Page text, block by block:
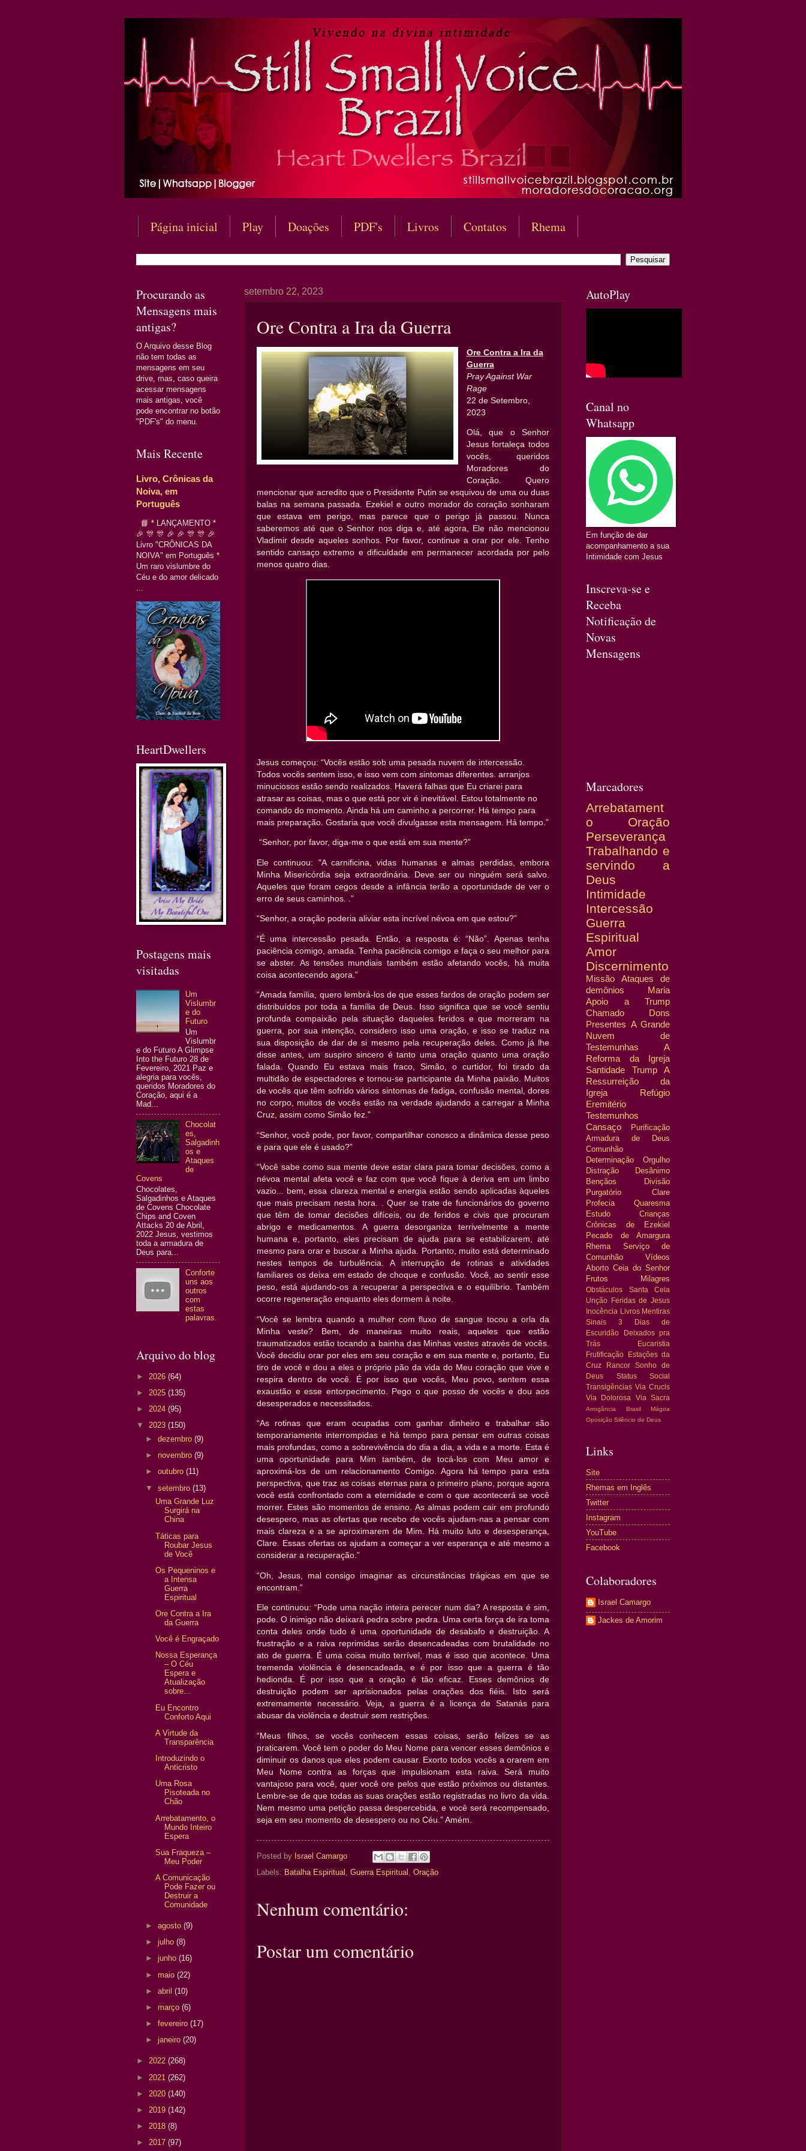
Página inicial Play Doações PDF's Livros Contatos Rhema
setembro 22, 2023
Ore Contra a Ira da Guerra
Ore Contra a Ira da
Guerra
Pray Against War
Rage
22 de Setembro,
2023
Olá, que o Senhor
Jesus fortaleça todos
vocês, queridos
Moradores do
Coração. Quero
mencionar que acredito que o Presidente Putin se esquivou de uma ou duas
balas na semana passada. Ezekiel e outro morador do coração sonharam
que estava em perigo, mas parece que o perigo já passou. Nunca
saberemos até que o Senhor nos diga e, até agora, Ele não mencionou
Vladimir desde aqueles sonhos. Por favor, continue a orar por ele. Tenho
sentido cansaço extremo e dificuldade em permanecer acordada por pelo
menos quatro dias.
Jesus começou: “Vocês estão sob uma pesada nuvem de intercessão.
Todos vocês sentem isso, e isso vem com sintomas diferentes. arranjos
minuciosos estão sendo realizados. Haverá falhas que Eu criarei para
atrasar as coisas, mas o que está por vir é inevitável. Estou totalmente no
comando do momento. Ainda há um caminho a percorrer. Há tempo para
mais preparação. Gostaria que você divulgasse esta mensagem. Há tempo.”
“Senhor, por favor, diga-me o que está em sua mente?”
Ele continuou: "A carnificina, vidas humanas e almas perdidas, embora
Minha Misericórdia seja extraordinária. Deve ser ou ninguém será salvo.
Aqueles que foram cegos desde a infância terão a oportunidade de ver o
erro de seus caminhos. .”
“Senhor, a oração poderia aliviar esta incrível névoa em que estou?”
“É uma intercessão pesada. Então, a resposta é: “Não”. Apenas tenha
paciência comigo, amada. Tenha paciência comigo e faça o seu melhor para
se abster. As tensões mundiais também estão afetando vocês, há muita
coisa acontecendo agora.”
“Amada família, quero lembrá-los de que esses fardos de oração podem ser
distribuídos por toda a família de Deus. Isso significa que se você sentiu
profunda compaixão pela situação daqueles feridos e que morreram na
guerra, por sua intenção, considero isso uma oração, e isso se traduz na
sua disposição de dar de si mesmo pela recuperação deles. Como já lhe
disse antes, um suspiro sincero é tanto uma oração quanto uma oração
falada. Quando Eu estava mais fraco, Simão, o curtidor, foi tirado da
multidão de espectadores e tornou-se participante da Minha paixão. Muitos
de vocês que têm sofrido vários sintomas de fadiga, confusão mental, dores
no corpo, muitos de vocês estão na verdade ajudando a carregar a Minha
Cruz, assim como Simão fez.”
“Senhor, você pode, por favor, compartilhar conosco a dinâmica desse peso
e para que ele é usado?”
“Você sabe como sua mente deve estar clara para tomar decisões, como a
névoa mental afeta você e faz com que você fique à deriva em um limbo
vazio... bem, essa clareza mental e energia estão sendo aplicadas àqueles
que mais precisam nesta hora. . Quer se trate de funcionários do governo
que têm de tomar decisões difíceis, ou de feridos e civis que procuram
abrigo e medicamentos. A guerra desorganiza terrivelmente a mente
humana e, portanto, eles precisam de ajuda para se estabilizarem, até
mesmo para orar e buscar a Minha ajuda. Portanto, muito está determinado
nestes tempos de turbulência. A interrupção de rotinas e atividades
familiares os deixa em estado de choque e confusão. Você, ao sentir esse
peso, está ajudando-os a recuperar a perspectiva e o equilíbrio. Também
ocorre regeneração enquanto eles dormem à noite.
“Você se lembra quando a mulher com fluxo de sangue tocou a orla da
Minha veste? Bem, de maneiras muito reais, aqueles que estão
traumatizados estão tocando a bainha das Minhas vestes através de vocês.
Você decidiu orar por eles em seu coração e em sua mente e, portanto, Eu
tiro de você e dou a eles o próprio pão da vida do Meu coração que vive e
respira dentro de você. É por isso que vocês, Meu povo, sentem essa
exaustão e esse entorpecimento. Pego o que posso de vocês e dou aos
desesperados e necessitados.
“As rotinas que eram ocupadas com ganhar dinheiro e trabalhar são
temporariamente interrompidas e há tempo para pensar em outras coisas
mais profundas, como a sobrevivência do dia a dia, a vida e a morte. Esta é
uma oportunidade para Mim também, de tocá-los com Meu amor e
aproximá-los de um relacionamento Comigo. Agora há tempo para esta
perspectiva, que traz as coisas eternas para o primeiro plano, porque agora
você está confrontado com a eternidade e com o que acontecerá se você
morrer. Estes são momentos de ensino. As almas podem cair em profundo
desespero, mas as ofertas que recebo de vocês ajudam-nas a pensar com
mais clareza e a se aproximarem de Mim. Há muito luto e desesperança,
Clare. Essas ofertas os ajudam a começar a ver esperança e até mesmo a
considerar a recuperação.”
“Oh, Jesus, mal consigo imaginar as circunstâncias trágicas em que se
encontram.”
Ele continuou: “Pode uma nação inteira perecer num dia? A resposta é sim,
pode. O inimigo não deixará pedra sobre pedra. Uma certa força de ira toma
conta deles onde tudo é uma oportunidade de desabafo e destruição. A
frustração e a raiva reprimidas serão desencadeadas com brutalidade no
ato de guerra. É uma coisa muito terrível, mas é isso que acontece. Uma
tremenda violência é desencadeada, e é por isso que a guerra é tão
hedionda. É por isso que a oração é tão eficaz. Esses demônios de
destruição podem ser aprisionados pelas orações dos fiéis. Isto será
extremamente necessário. Veja, a guerra é a licença de Satanás para
abusar da violência e destruir sem restrições.
“Meus filhos, se vocês conhecem essas coisas, serão felizes se as
praticarem. Você tem o poder do Meu Nome para vencer esses demônios e
diminuir os danos que eles podem causar. Exorto todos vocês a orarem em
Meu Nome contra as forças que impulsionam esta raiva. Será muito
vantajoso para você, quer você ore pelos que estão próximos ou distantes.
Lembre-se de que todas as suas orações estão registradas no livro da vida.
Nem mesmo uma petição passa despercebida, e você será recompensado,
seja em seu momento de desespero ou no Céu.” Amém.
Posted by Israel Camargo
Labels: Batalha Espiritual Guerra Espiritual Oração
Nenhum comentário:
Postar um comentário
Procurando as
Mensagens mais
antigas?
O Arquivo desse Blog
não tem todas as
mensagens em seu
drive, mas, caso queira
acessar mensagens
mais antigas, você
pode encontrar no botão
"PDF's" do menu.
Mais Recente
Livro, Crônicas da
Noiva, em
Português
📘 * LANÇAMENTO *
🎉 🎊 🎊 🎉 🎉 🎊 🎊 🎉
Livro "CRÔNICAS DA
NOIVA" em Português *
Um raro vislumbre do
Céu e do amor delicado
HeartDwellers
Postagens mais
visitadas
Um
Vislumbr
e do
Futuro
Um
Vislumbr
e do Futuro A Glimpse
Into the Futuro 28 de
Fevereiro, 2021 Paz e
alegria para vocês,
queridos Moradores do
Coração, aqui é a
Mad...
Chocolat
es,
Salgadinh
os e
Ataques
de
Covens
Chocolates,
Salgadinhos e Ataques
de Covens Chocolate
Chips and Coven
Attacks 20 de Abril,
2022 Jesus, vestimos
toda a armadura de
Deus para...
Conforte
uns aos
outros
com
estas
palavras.
Arquivo do blog
► 2026 (64)
► 2025 (135)
► 2024 (95)
▼ 2023 (150)
►dezembro(9)
► novembro(9)
►outubro(11)
▼setembro(13)
Uma Grande Luz
Surgirá na
China
Táticas para
Roubar Jesus
de Você
Os Pequeninos e
a Intensa
Guerra
Espiritual
Ore Contra a Ira
da Guerra
Você é Engraçado
Nossa Esperança
– O Céu
Espera e
Atualização
sobre...
Eu Encontro
Conforto Aqui
A Virtude da
Transparência
Introduzindo o
Anticristo
Uma Rosa
Pisoteada no
Chão
Arrebatamento, o
Mundo Inteiro
Espera
Sua Fraqueza –
Meu Poder
A Comunicação
Pode Fazer ou
Destruir a
Comunidade
►agosto(9)
►julho(8)
►junho(16)
► maio(22)
►abril(10)
► março(6)
►fevereiro(17)
►janeiro(20)
► 2022 (268)
► 2021 (262)
► 2020 (140)
► 2019 (142)
► 2018 (8)
► 2017 (97)
AutoPlay
Canal no
Whatsapp
Em função de dar
acompanhamento a sua
Intimidade com Jesus
Inscreva-se e
Receba
Notificação de
Novas
Mensagens
Marcadores
Arrebatament
o
Oração
Perseverança
Trabalhando e
servindo a
Deus
Intimidade
Intercessão
Guerra
Espiritual
Amor
Discernimento
Missão
Ataques de
demônios
Maria
Apoio a Trump
Chamado
Dons
Presentes A Grande
Nuvem de
Testemunhas
A
Reforma da Igreja
Santidade
Trump
A
Ressurreição da
Igreja
Refúgio
Eremitério
Testemunhos
Cansaço
Purificação
Armadura de Deus
Comunhão
Determinação
Orgulho
Distração
Desânimo
Bençãos
Divisão
Purgatório
Clare
Profecia
Quaresma
Estudo
Crianças
Crônicas de Ezekiel
Pecado de Amargura
Rhema
Serviço de
Comunhão
Vídeos
Aborto Ceia do Senhor
Frutos
Milagres
Obstáculos
Santa Ceia
Unção
Feridas de Jesus
Inocência
Livros Mentiras
Sinais
3 Dias de
Escuridão
Deixados pra
Trás
Eucaristia
Frutificação
Estações da
Cruz
Rancor
Sonho de
Deus
Status Social
Transigências Via Crucis
Via Dolorosa
Via Sacra
Arrogância Brasil
Mágoa
Oposição Silêncio de Deus
Links
Site
Rhemas em Inglês
Twitter
Instagram
YouTube
Facebook
Colaboradores
Israel Camargo
Jackes de Amorim